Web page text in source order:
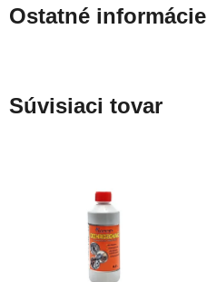
Ostatné informácie
Súvisiaci tovar